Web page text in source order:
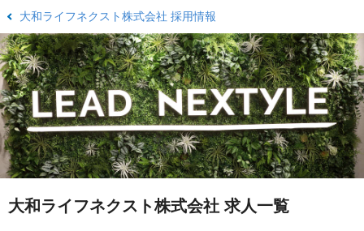
大和ライフネクスト株式会社 採用情報
大和ライフネクスト株式会社 求人一覧